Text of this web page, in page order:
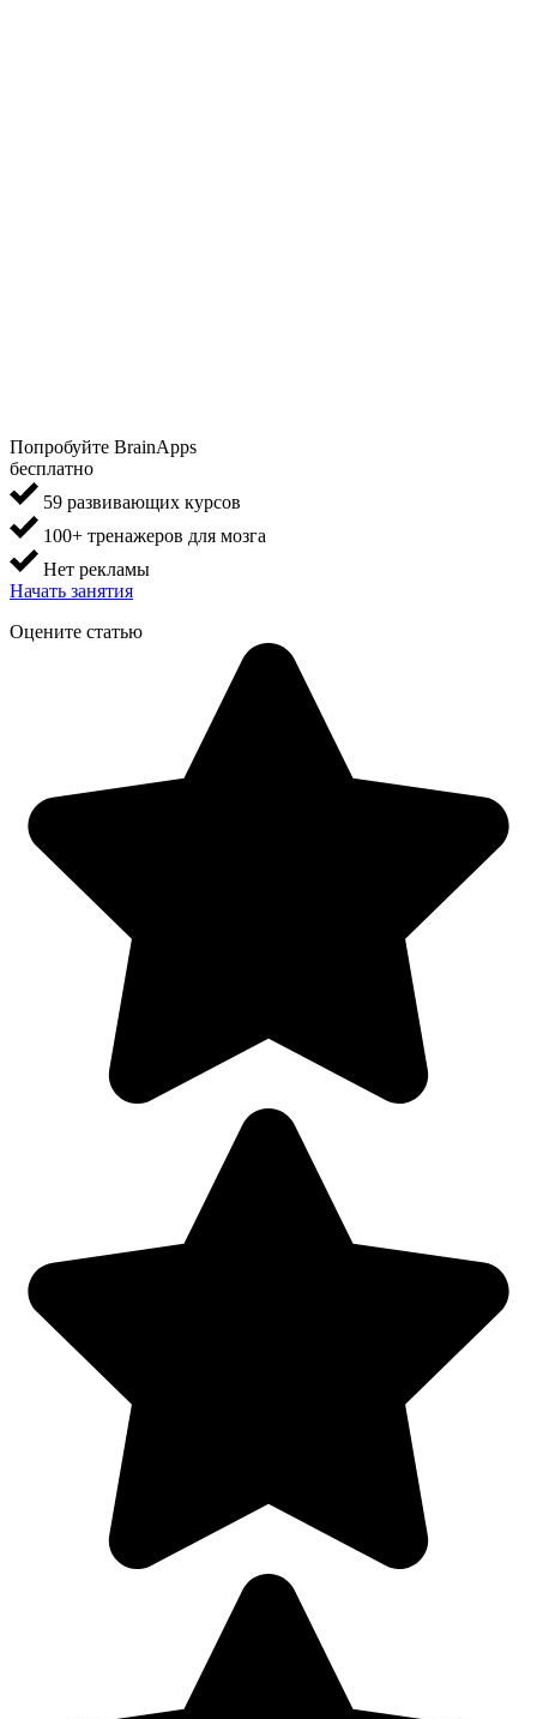
Попробуйте BrainApps
бесплатно
59 развивающих курсов
100+ тренажеров для мозга
Нет рекламы
Начать занятия
Оцените статью